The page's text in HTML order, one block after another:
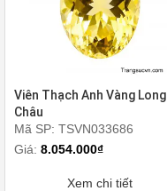
Viên Thạch Anh Vàng Long
Châu
Mã SP: TSVN033686
Giá: 8.054.000₫
Xem chi tiết